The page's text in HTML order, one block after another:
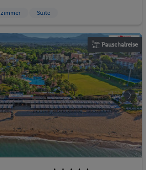
Suite
Pauschalreise